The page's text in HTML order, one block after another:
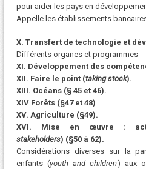
pour aider les pays en
Appelle les établissements
X. Transfert de technologie et
Différents organes et programmes
XI. Développement des
XII. Faire le point (taking stock).
XIII. Océans (§ 45 et 46).
XIV Forêts (§47 et 48)
XV. Agriculture (§49).
XVI. Mise en œuvre :
stakeholders) (§50 à 62).
Considérations diverses sur la
enfants (youth and children) aux